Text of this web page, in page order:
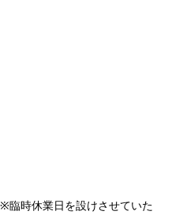
臨時休業日を設けさせていた